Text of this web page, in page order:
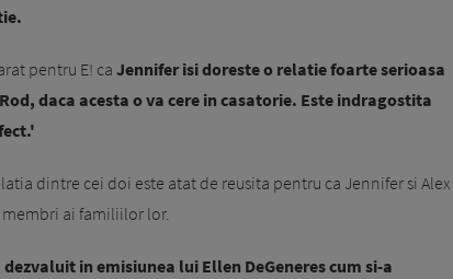
pentru E! ca Jennifer isi doreste o relatie foarte serioasa
daca acesta o va cere in casatorie. Este indragostita
dintre cei doi este atat de reusita pentru ca Jennifer si Alex
ai familiilor lor.
in emisiunea lui Ellen DeGeneres cum si-a